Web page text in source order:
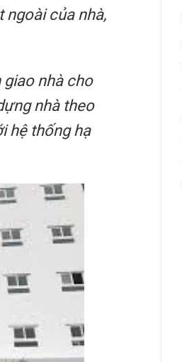
ngoài của nhà,
giao nhà cho
nhà theo
hệ thống hạ